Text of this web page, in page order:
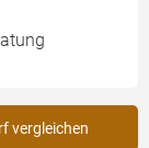
vergleichen